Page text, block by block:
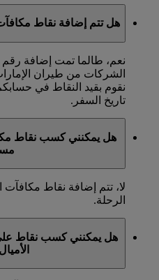
هل تتم إضافة نقاط مكافآت
نعم، طالما تمت إضافة
الشركات من طيران
نقوم بقيد النقاط في
تاريخ السفر.
هل يمكنني كسب نقاط
لا، تتم إضافة نقاط
الرحلة.
هل يمكنني كسب نقاط